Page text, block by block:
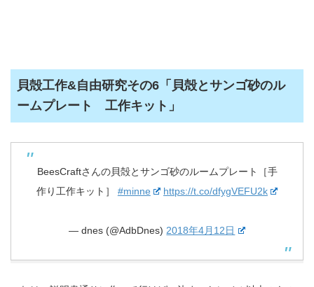
貝殻工作&自由研究その6「貝殻とサンゴ砂のル
ームプレート 工作キット」
BeesCraftさんの貝殻とサンゴ砂のルームプレート［手
作り工作キット］ #minne https://t.co/dfygVEFU2k
— dnes (@AdbDnes)2018年4月12日